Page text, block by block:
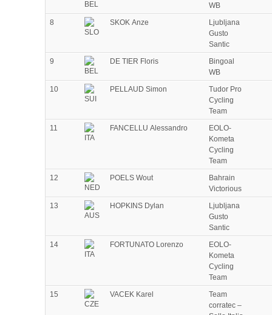
WB
8
SKOK Anze
Ljubljana
Gusto
Santic
9
DE TIER Floris
Bingoal
WB
10
PELLAUD Simon
Tudor Pro
Cycling
Team
11
FANCELLU Alessandro
EOLO-
Kometa
Cycling
Team
12
POELS Wout
Bahrain
Victorious
13
HOPKINS Dylan
Ljubljana
Gusto
Santic
14
FORTUNATO Lorenzo
EOLO-
Kometa
Cycling
Team
15
VACEK Karel
Team
corratec –